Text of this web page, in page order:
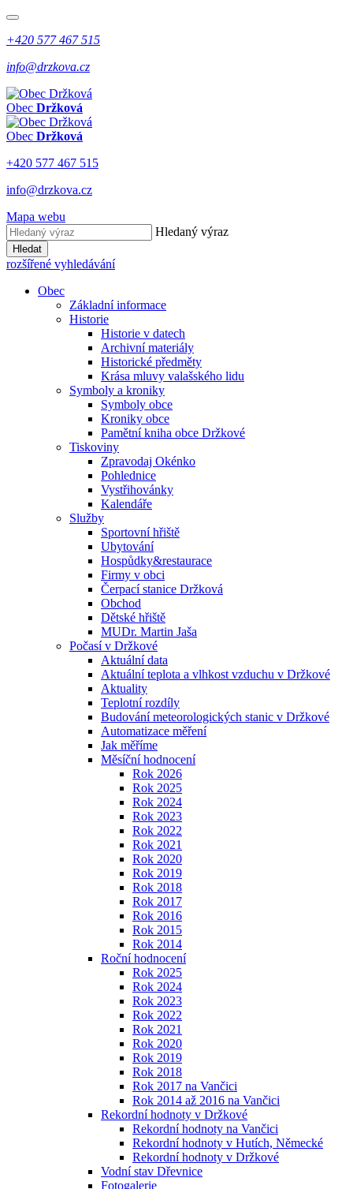
+420 577 467 515
info@drzkova.cz
Obec Držková
Obec Držková
+420 577 467 515
info@drzkova.cz
Mapa webu
Hledaný výraz
Hledat
rozšířené vyhledávání
Obec
Základní informace
Historie
Historie v datech
Archivní materiály
Historické předměty
Krása mluvy valašského lidu
Symboly a kroniky
Symboly obce
Kroniky obce
Pamětní kniha obce Držkové
Tiskoviny
Zpravodaj Okénko
Pohlednice
Vystřihovánky
Kalendáře
Služby
Sportovní hřiště
Ubytování
Hospůdky&restaurace
Firmy v obci
Čerpací stanice Držková
Obchod
Dětské hřiště
MUDr. Martin Jaša
Počasí v Držkové
Aktuální data
Aktuální teplota a vlhkost vzduchu v Držkové
Aktuality
Teplotní rozdíly
Budování meteorologických stanic v Držkové
Automatizace měření
Jak měříme
Měsíční hodnocení
Rok 2026
Rok 2025
Rok 2024
Rok 2023
Rok 2022
Rok 2021
Rok 2020
Rok 2019
Rok 2018
Rok 2017
Rok 2016
Rok 2015
Rok 2014
Roční hodnocení
Rok 2025
Rok 2024
Rok 2023
Rok 2022
Rok 2021
Rok 2020
Rok 2019
Rok 2018
Rok 2017 na Vančici
Rok 2014 až 2016 na Vančici
Rekordní hodnoty v Držkové
Rekordní hodnoty na Vančici
Rekordní hodnoty v Hutích, Německé
Rekordní hodnoty v Držkové
Vodní stav Dřevnice
Fotogalerie